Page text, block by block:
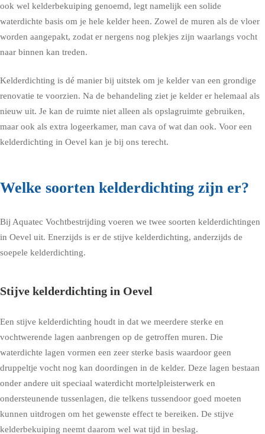
ook wel kelderbekuiping genoemd, legt namelijk een solide
waterdichte basis om je hele kelder heen. Zowel de muren als de vloer
worden aangepakt, zodat er nergens nog plekjes zijn waarlangs vocht
naar binnen kan treden.
Kelderdichting is dé manier bij uitstek om je kelder van een grondige
renovatie te voorzien. Na de behandeling ziet je kelder er helemaal als
nieuw uit. Je kan de ruimte niet alleen als opslagruimte gebruiken,
maar ook als extra logeerkamer, man cava of wat dan ook. Voor een
kelderdichting in Oevel kan je bij ons terecht.
Welke soorten kelderdichting zijn er?
Bij Aquatec Vochtbestrijding voeren we twee soorten kelderdichtingen
in Oevel uit. Enerzijds is er de stijve kelderdichting, anderzijds de
soepele kelderdichting.
Stijve kelderdichting in Oevel
Een stijve kelderdichting houdt in dat we meerdere sterke en
vochtwerende lagen aanbrengen op de getroffen muren. Die
waterdichte lagen vormen een zeer sterke basis waardoor geen
druppeltje vocht nog kan doordingen in de kelder. Deze lagen bestaan
onder andere uit speciaal waterdicht mortelpleisterwerk en
ondersteunende tussenlagen, die telkens tussendoor goed moeten
kunnen uitdrogen om het gewenste effect te bereiken. De stijve
kelderbekuiping neemt daarom wel wat tijd in beslag.